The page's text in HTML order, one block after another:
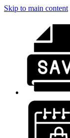
Skip to main content